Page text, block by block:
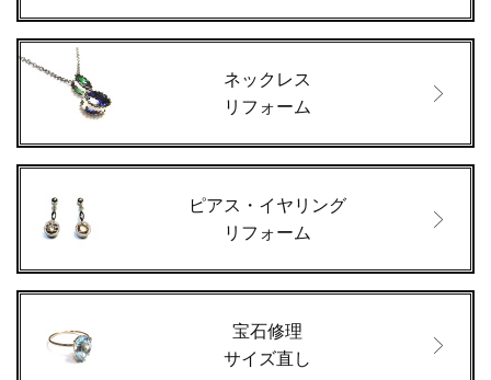
ネックレス
リフォーム
ピアス・イヤリング
リフォーム
宝石修理
サイズ直し